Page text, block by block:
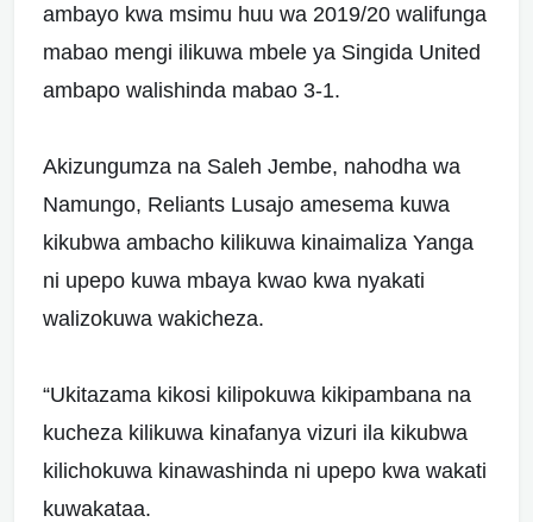
ambayo kwa msimu huu wa 2019/20 walifunga
mabao mengi ilikuwa mbele ya Singida United
ambapo walishinda mabao 3-1.
Akizungumza na Saleh Jembe, nahodha wa
Namungo, Reliants Lusajo amesema kuwa
kikubwa ambacho kilikuwa kinaimaliza Yanga
ni upepo kuwa mbaya kwao kwa nyakati
walizokuwa wakicheza.
“Ukitazama kikosi kilipokuwa kikipambana na
kucheza kilikuwa kinafanya vizuri ila kikubwa
kilichokuwa kinawashinda ni upepo kwa wakati
kuwakataa.